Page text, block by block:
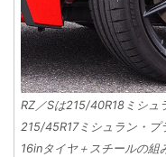
RZ／Sは215/40R18ミシ
215/45R17ミシュラン・
16inタイヤ＋スチールの